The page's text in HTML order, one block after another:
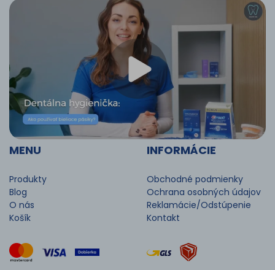
MENU
Produkty
Blog
O nás
Košík
INFORMÁCIE
Obchodné podmienky
Ochrana osobných údajov
Reklamácie/Odstúpenie
Kontakt